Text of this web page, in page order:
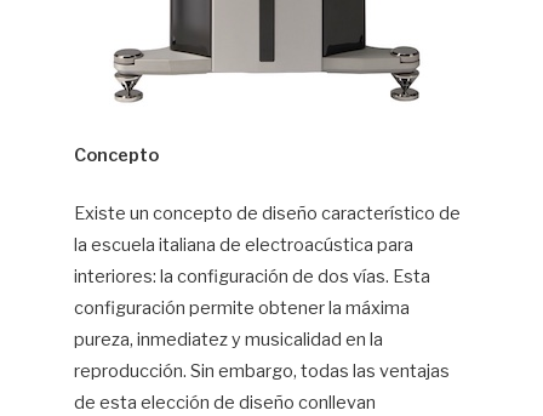
Concepto
Existe un concepto de diseño característico de
la escuela italiana de electroacústica para
interiores: la configuración de dos vías. Esta
configuración permite obtener la máxima
pureza, inmediatez y musicalidad en la
reproducción. Sin embargo, todas las ventajas
de esta elección de diseño conllevan